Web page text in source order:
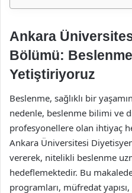
Ankara
Bölümü:
Yetiştiriyoruz
Beslenme, sağlıklı bir
nedenle, beslenme bilimi ve
profesyonellere olan ihtiyaç
Ankara Üniversitesi
vererek, nitelikli beslenme
hedeflemektedir. Bu
programları, müfredat